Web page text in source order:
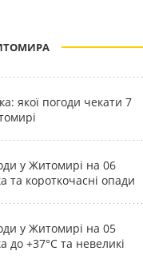
якої погоди чекати 7
у Житомирі на 06
та короткочасні опади
у Житомирі на 05
до +37°С та невеликі